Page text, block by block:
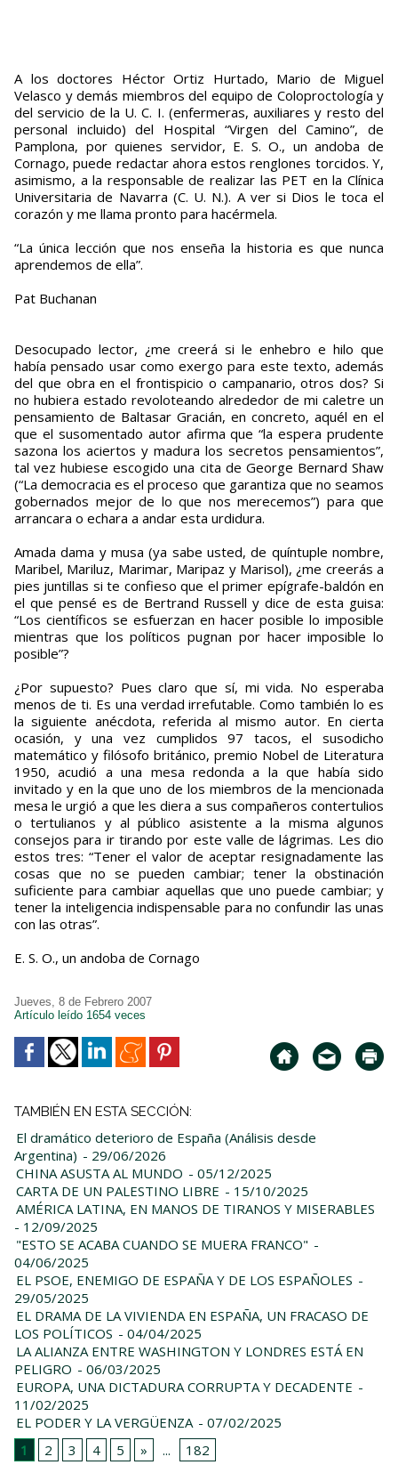
A los doctores Héctor Ortiz Hurtado, Mario de Miguel
Velasco y demás miembros del equipo de Coloproctología y
del servicio de la U. C. I. (enfermeras, auxiliares y resto del
personal incluido) del Hospital “Virgen del Camino”, de
Pamplona, por quienes servidor, E. S. O., un andoba de
Cornago, puede redactar ahora estos renglones torcidos. Y,
asimismo, a la responsable de realizar las PET en la Clínica
Universitaria de Navarra (C. U. N.). A ver si Dios le toca el
corazón y me llama pronto para hacérmela.
“La única lección que nos enseña la historia es que nunca
aprendemos de ella”.
Pat Buchanan
Desocupado lector, ¿me creerá si le enhebro e hilo que
había pensado usar como exergo para este texto, además
del que obra en el frontispicio o campanario, otros dos? Si
no hubiera estado revoloteando alrededor de mi caletre un
pensamiento de Baltasar Gracián, en concreto, aquél en el
que el susomentado autor afirma que “la espera prudente
sazona los aciertos y madura los secretos pensamientos”,
tal vez hubiese escogido una cita de George Bernard Shaw
(“La democracia es el proceso que garantiza que no seamos
gobernados mejor de lo que nos merecemos”) para que
arrancara o echara a andar esta urdidura.
Amada dama y musa (ya sabe usted, de quíntuple nombre,
Maribel, Mariluz, Marimar, Maripaz y Marisol), ¿me creerás a
pies juntillas si te confieso que el primer epígrafe-baldón en
el que pensé es de Bertrand Russell y dice de esta guisa:
“Los científicos se esfuerzan en hacer posible lo imposible
mientras que los políticos pugnan por hacer imposible lo
posible”?
¿Por supuesto? Pues claro que sí, mi vida. No esperaba
menos de ti. Es una verdad irrefutable. Como también lo es
la siguiente anécdota, referida al mismo autor. En cierta
ocasión, y una vez cumplidos 97 tacos, el susodicho
matemático y filósofo británico, premio Nobel de Literatura
1950, acudió a una mesa redonda a la que había sido
invitado y en la que uno de los miembros de la mencionada
mesa le urgió a que les diera a sus compañeros contertulios
o tertulianos y al público asistente a la misma algunos
consejos para ir tirando por este valle de lágrimas. Les dio
estos tres: “Tener el valor de aceptar resignadamente las
cosas que no se pueden cambiar; tener la obstinación
suficiente para cambiar aquellas que uno puede cambiar; y
tener la inteligencia indispensable para no confundir las unas
con las otras”.
E. S. O., un andoba de Cornago
Jueves, 8 de Febrero 2007
Artículo leído 1654 veces
TAMBIÉN EN ESTA SECCIÓN:
El dramático deterioro de España (Análisis desde
Argentina) - 29/06/2026
CHINA ASUSTA AL MUNDO - 05/12/2025
CARTA DE UN PALESTINO LIBRE - 15/10/2025
AMÉRICA LATINA, EN MANOS DE TIRANOS Y MISERABLES
- 12/09/2025
"ESTO SE ACABA CUANDO SE MUERA FRANCO" -
04/06/2025
EL PSOE, ENEMIGO DE ESPAÑA Y DE LOS ESPAÑOLES -
29/05/2025
EL DRAMA DE LA VIVIENDA EN ESPAÑA, UN FRACASO DE
LOS POLÍTICOS - 04/04/2025
LA ALIANZA ENTRE WASHINGTON Y LONDRES ESTÁ EN
PELIGRO - 06/03/2025
EUROPA, UNA DICTADURA CORRUPTA Y DECADENTE -
11/02/2025
EL PODER Y LA VERGÜENZA - 07/02/2025
1
2 3 4 5 » ... 182